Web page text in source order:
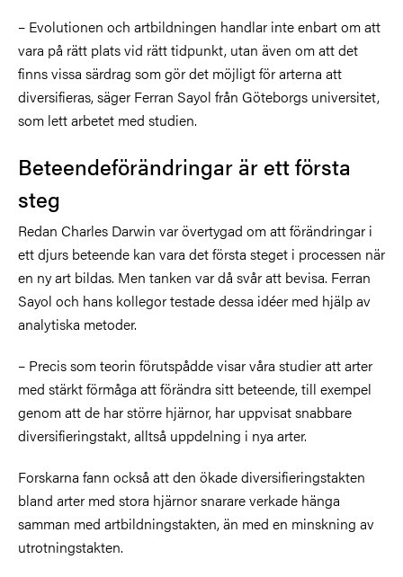
– Evolutionen och artbildningen handlar inte enbart om att
vara på rätt plats vid rätt tidpunkt, utan även om att det
finns vissa särdrag som gör det möjligt för arterna att
diversifieras, säger Ferran Sayol från Göteborgs universitet,
som lett arbetet med studien.
Beteendeförändringar är ett första
steg
Redan Charles Darwin var övertygad om att förändringar i
ett djurs beteende kan vara det första steget i processen när
en ny art bildas. Men tanken var då svår att bevisa. Ferran
Sayol och hans kollegor testade dessa idéer med hjälp av
analytiska metoder.
– Precis som teorin förutspådde visar våra studier att arter
med stärkt förmåga att förändra sitt beteende, till exempel
genom att de har större hjärnor, har uppvisat snabbare
diversifieringstakt, alltså uppdelning i nya arter.
Forskarna fann också att den ökade diversifieringstakten
bland arter med stora hjärnor snarare verkade hänga
samman med artbildningstakten, än med en minskning av
utrotningstakten.